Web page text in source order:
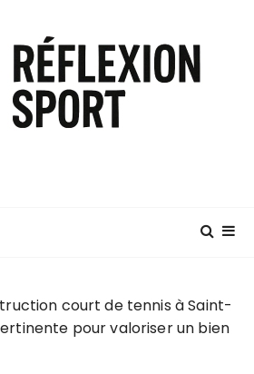
court de tennis à Saint-
pour valoriser un bien